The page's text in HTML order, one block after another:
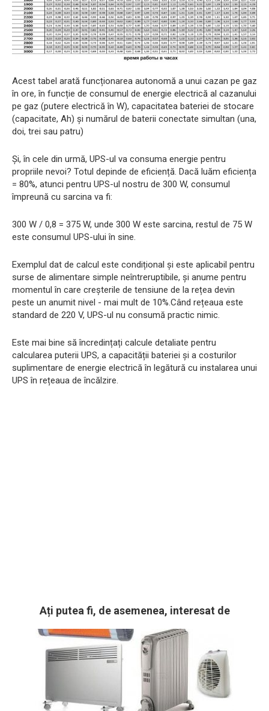
Acest tabel arată funcționarea autonomă a unui cazan pe gaz
în ore, în funcție de consumul de energie electrică al cazanului
pe gaz (putere electrică în W), capacitatea bateriei de stocare
(capacitate, Ah) și numărul de baterii conectate simultan (una,
doi, trei sau patru)
Și, în cele din urmă, UPS-ul va consuma energie pentru
propriile nevoi? Totul depinde de eficiență. Dacă luăm eficiența
= 80%, atunci pentru UPS-ul nostru de 300 W, consumul
împreună cu sarcina va fi:
300 W / 0,8 = 375 W, unde 300 W este sarcina, restul de 75 W
este consumul UPS-ului în sine.
Exemplul dat de calcul este condițional și este aplicabil pentru
surse de alimentare simple neîntreruptibile, și anume pentru
momentul în care creșterile de tensiune de la rețea devin
peste un anumit nivel - mai mult de 10%.Când rețeaua este
standard de 220 V, UPS-ul nu consumă practic nimic.
Este mai bine să încredințați calcule detaliate pentru
calcularea puterii UPS, a capacității bateriei și a costurilor
suplimentare de energie electrică în legătură cu instalarea unui
UPS în rețeaua de încălzire.
Ați putea fi, de asemenea, interesat de